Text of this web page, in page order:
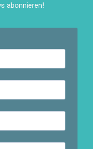
abonnieren!